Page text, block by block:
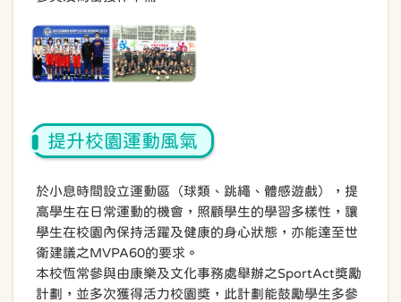
提升校園運動風氣
於小息時間設立運動區（球類、跳繩、體感遊戲），提
高學生在日常運動的機會，照顧學生的學習多樣性，讓
學生在校園內保持活躍及健康的身心狀態，亦能達至世
衛建議之MVPA60的要求。
本校恆常參與由康樂及文化事務處舉辦之SportAct獎勵
計劃，並多次獲得活力校園獎，此計劃能鼓勵學生多參